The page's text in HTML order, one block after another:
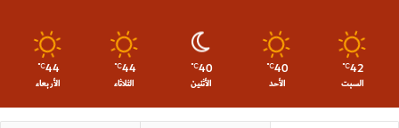
42
℃
السبت
40
℃
الأحد
40
℃
الأثنين
44
℃
الثلاثاء
44
℃
الأربعاء